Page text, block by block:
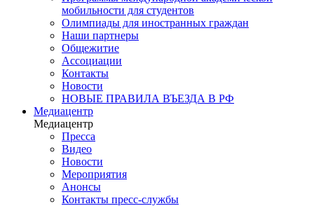
мобильности для студентов
Олимпиады для иностранных граждан
Наши партнеры
Общежитие
Ассоциации
Контакты
Новости
НОВЫЕ ПРАВИЛА ВЪЕЗДА В РФ
Медиацентр
Медиацентр
Пресса
Видео
Новости
Мероприятия
Анонсы
Контакты пресс-службы